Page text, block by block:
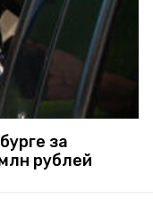
за
рублей